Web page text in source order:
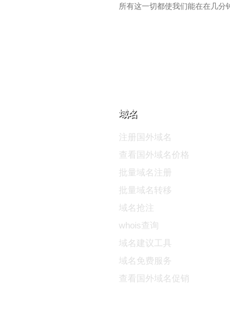
所有这一切都使我们能在在几分
域名
注册国外域名
查看国外域名价格
批量域名注册
批量域名转移
域名抢注
whois查询
域名建议工具
域名免费服务
查看国外域名促销